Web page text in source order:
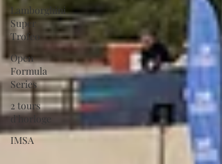
Lamborghini
Super
Trofeo
Open
Formula
Series
2 tours
d'horloge
IMSA